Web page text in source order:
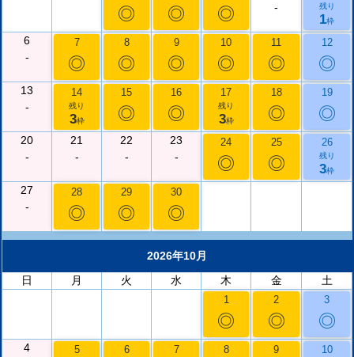
◎ ◎ ◎
-
残り
1枠
6
-
7
◎
8
◎
9
◎
10
◎
11
◎
12
◎
13
-
14
残り
3枠
15
◎
16
◎
17
残り
3枠
18
◎
19
◎
20
-
21
-
22
-
23
-
24
◎
25
◎
26
残り
3枠
27
-
28
◎
29
◎
30
◎
2026年10月
日
月 火 水 木 金 土
1
◎
2
◎
3
◎
4
5 6 7 8 9 10